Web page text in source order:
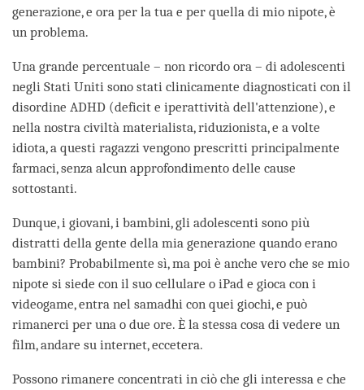
generazione, e ora per la tua e per quella di mio nipote, è
un problema.
Una grande percentuale – non ricordo ora – di adolescenti
negli Stati Uniti sono stati clinicamente diagnosticati con il
disordine ADHD (deficit e iperattività dell'attenzione), e
nella nostra civiltà materialista, riduzionista, e a volte
idiota, a questi ragazzi vengono prescritti principalmente
farmaci, senza alcun approfondimento delle cause
sottostanti.
Dunque, i giovani, i bambini, gli adolescenti sono più
distratti della gente della mia generazione quando erano
bambini? Probabilmente sì, ma poi è anche vero che se mio
nipote si siede con il suo cellulare o iPad e gioca con i
videogame, entra nel samadhi con quei giochi, e può
rimanerci per una o due ore. È la stessa cosa di vedere un
film, andare su internet, eccetera.
Possono rimanere concentrati in ciò che gli interessa e che